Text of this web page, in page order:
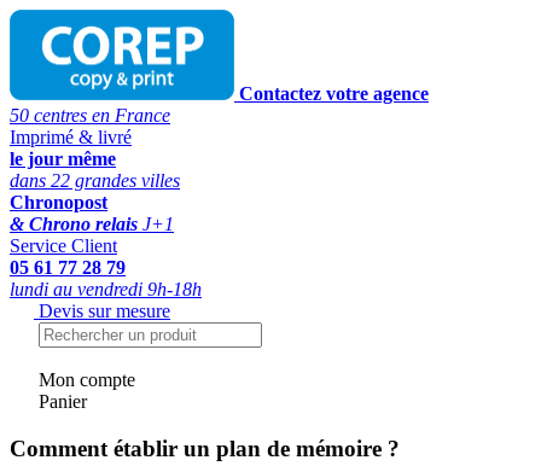
Contactez votre agence
50 centres en France
Imprimé & livré
le jour même
dans 22 grandes villes
Chronopost
& Chrono relais J+1
Service Client
05 61 77 28 79
lundi au vendredi 9h-18h
Devis sur mesure
Mon compte
Panier
Comment établir un plan de mémoire ?